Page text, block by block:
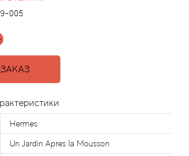
005
Hermes
Un Jardin Apres la Mousson